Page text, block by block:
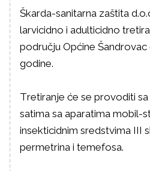
Škarda-sanitarna zaštita
larvicidno i adulticidno
području Općine Šandrovac
godine.
Tretiranje će se provoditi
satima sa aparatima mobil-
insekticidnim sredstvima III
permetrina i temefosa.